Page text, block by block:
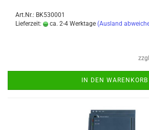
Art.Nr.: BK530001
Lieferzeit:
ca. 2-4 Werktage (Ausland
IN DEN WARENKORB